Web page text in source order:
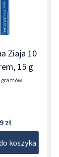
Ziaja 10
15 g
gramów
zł
koszyka